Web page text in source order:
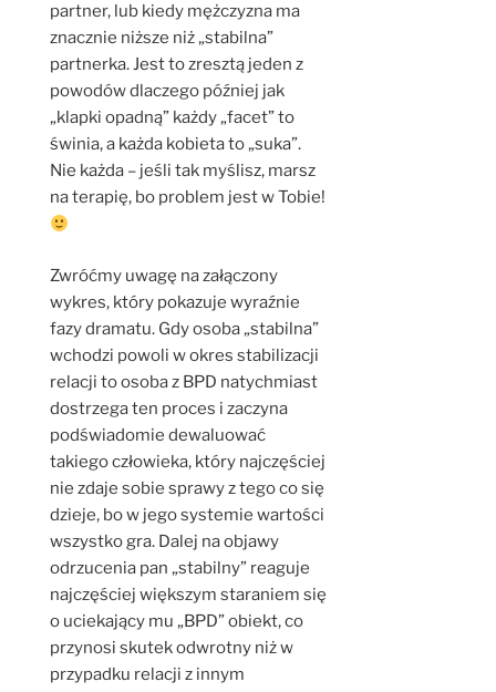
partner, lub kiedy mężczyzna ma
znacznie niższe niż „stabilna”
partnerka. Jest to zresztą jeden z
powodów dlaczego później jak
„klapki opadną” każdy „facet” to
świnia, a każda kobieta to „suka”.
Nie każda – jeśli tak myślisz, marsz
na terapię, bo problem jest w Tobie!
Zwróćmy uwagę na załączony
wykres, który pokazuje wyraźnie
fazy dramatu. Gdy osoba „stabilna”
wchodzi powoli w okres stabilizacji
relacji to osoba z BPD natychmiast
dostrzega ten proces i zaczyna
podświadomie dewaluować
takiego człowieka, który najczęściej
nie zdaje sobie sprawy z tego co się
dzieje, bo w jego systemie wartości
wszystko gra. Dalej na objawy
odrzucenia pan „stabilny” reaguje
najczęściej większym staraniem się
o uciekający mu „BPD” obiekt, co
przynosi skutek odwrotny niż w
przypadku relacji z innym